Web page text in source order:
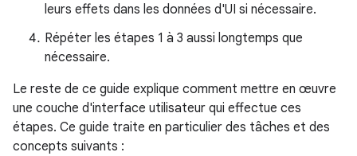
leurs effets dans les données d'UI si nécessaire.
Répéter les étapes 1 à 3 aussi longtemps que
nécessaire.
Le reste de ce guide explique comment mettre en œuvre
une couche d'interface utilisateur qui effectue ces
étapes. Ce guide traite en particulier des tâches et des
concepts suivants :